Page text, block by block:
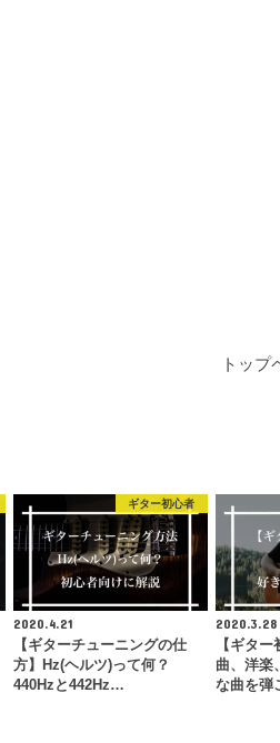
トップ
ギター初心者
2020.4.21
【ギターチューニングの仕
方】Hz(ヘルツ)って何？
440Hzと442Hz…
2020.3.28
【ギタ
曲、洋楽
な曲を弾